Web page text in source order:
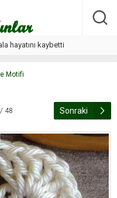
hayatını kaybetti
Motifi
48 Sonraki